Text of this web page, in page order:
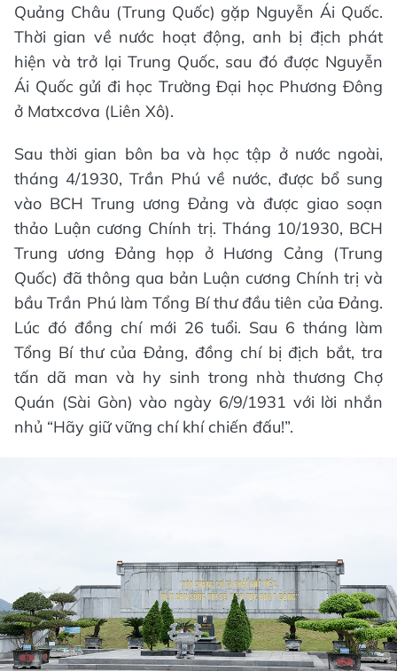
Quảng Châu (Trung Quốc) gặp Nguyễn Ái Quốc.
Thời gian về nước hoạt động, anh bị địch phát
hiện và trở lại Trung Quốc, sau đó được Nguyễn
Ái Quốc gửi đi học Trường Đại học Phương Đông
ở Matxcơva (Liên Xô).
Sau thời gian bôn ba và học tập ở nước ngoài,
tháng 4/1930, Trần Phú về nước, được bổ sung
vào BCH Trung ương Đảng và được giao soạn
thảo Luận cương Chính trị. Tháng 10/1930, BCH
Trung ương Đảng họp ở Hương Cảng (Trung
Quốc) đã thông qua bản Luận cương Chính trị và
bầu Trần Phú làm Tổng Bí thư đầu tiên của Đảng.
Lúc đó đồng chí mới 26 tuổi. Sau 6 tháng làm
Tổng Bí thư của Đảng, đồng chí bị địch bắt, tra
tấn dã man và hy sinh trong nhà thương Chợ
Quán (Sài Gòn) vào ngày 6/9/1931 với lời nhắn
nhủ “Hãy giữ vững chí khí chiến đấu!”.